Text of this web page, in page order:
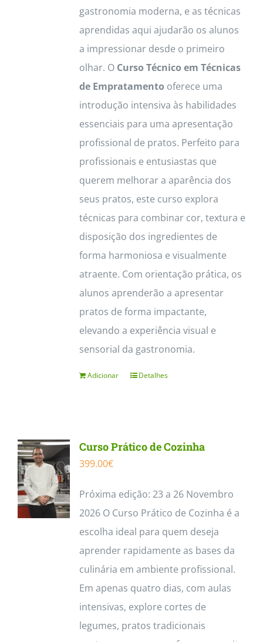
gastronomia moderna, e as técnicas
aprendidas aqui ajudarão os alunos
a impressionar desde o primeiro
olhar. O Curso Técnico em Técnicas
de Empratamento oferece uma
introdução intensiva às habilidades
essenciais para uma apresentação
profissional de pratos. Perfeito para
profissionais e entusiastas que
querem melhorar a aparência dos
seus pratos, este curso explora
técnicas para combinar cor, textura e
disposição dos ingredientes de
forma harmoniosa e visualmente
atraente. Com orientação prática, os
alunos aprenderão a apresentar
pratos de forma impactante,
elevando a experiência visual e
sensorial da gastronomia.
Adicionar Detalhes
Curso Prático de Cozinha
399.00€
Próxima edição: 23 a 26 Novembro
2026 O Curso Prático de Cozinha é a
escolha ideal para quem deseja
aprender rapidamente as bases da
culinária em ambiente profissional.
Em apenas quatro dias, com aulas
intensivas, explore cortes de
legumes, pratos tradicionais